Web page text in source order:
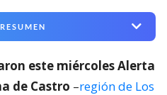
este miércoles Alerta
de Castro –región de Los